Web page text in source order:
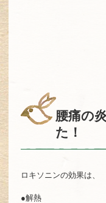
腰痛の
た！
ロキソニンの効果は、
●解熱